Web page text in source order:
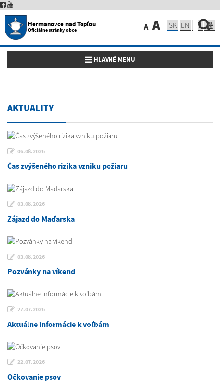
Hermanovce nad Topľou
Oficiálne stránky obce A A SK EN
Toggle navigation
HLAVNÉ MENU
AKTUALITY
06.08.2026
Čas zvýšeného rizika vzniku požiaru
03.08.2026
Zájazd do Maďarska
03.08.2026
Pozvánky na víkend
27.07.2026
Aktuálne informácie k voľbám
22.07.2026
Očkovanie psov